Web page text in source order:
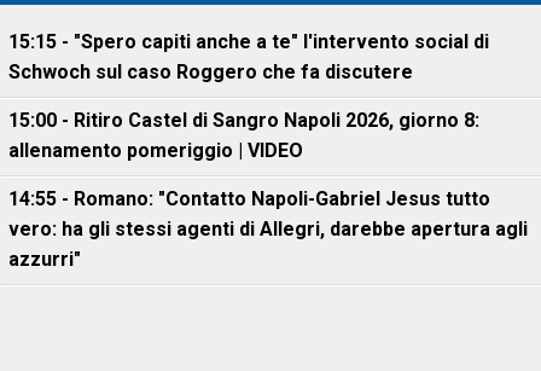
15:15 - "Spero capiti anche a te" l'intervento social di
Schwoch sul caso Roggero che fa discutere
15:00 - Ritiro Castel di Sangro Napoli 2026, giorno 8:
allenamento pomeriggio | VIDEO
14:55 - Romano: "Contatto Napoli-Gabriel Jesus tutto
vero: ha gli stessi agenti di Allegri, darebbe apertura agli
azzurri"